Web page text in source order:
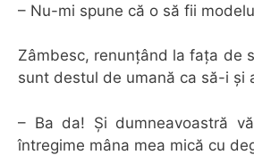
– Nu-mi spune că o să fii
Zâmbesc, renunțând la fața de
sunt destul de umană ca să-i și
– Ba da! Și dumneavoastră
întregime mâna mea mică cu